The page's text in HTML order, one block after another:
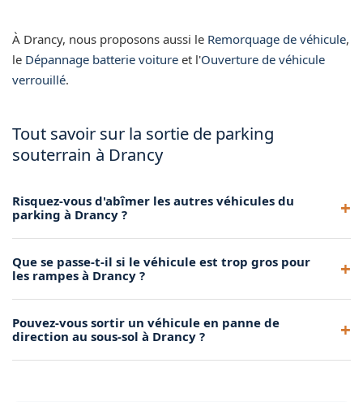
À Drancy, nous proposons aussi le Remorquage de véhicule,
le Dépannage batterie voiture et l'Ouverture de véhicule
verrouillé.
Tout savoir sur la sortie de parking
souterrain à Drancy
Risquez-vous d'abîmer les autres véhicules du
parking à Drancy ?
les zones de passage. Nos dépanneurs sont formés pour
évoluer dans les espaces confinés sans risquer de toucher
Que se passe-t-il si le véhicule est trop gros pour
les rampes à Drancy ?
adaptons notre technique selon les dimensions du véhicule
et la géométrie des rampes pour une extraction réussie.
Pouvez-vous sortir un véhicule en panne de
direction au sous-sol à Drancy ?